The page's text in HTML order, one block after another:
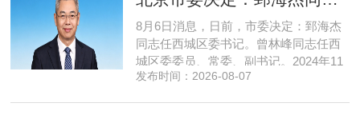
8月6日消息，日前，市委决定：郅海杰
同志任西城区委书记。曾林峰同志任西
城区委委员、常委、副书记。2024年11
月，郅海杰任北京市西城区委副书记，
发布时间：2026-08-07